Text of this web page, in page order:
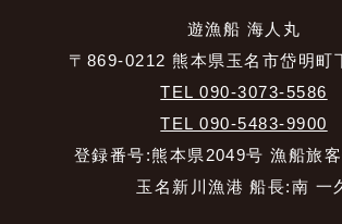
遊漁船 海人丸
〒869-0212 熊本県玉名市岱明町
TEL 090-3073-5586
TEL 090-5483-9900
登録番号:熊本県2049号 漁船旅
玉名新川漁港 船長:南 一